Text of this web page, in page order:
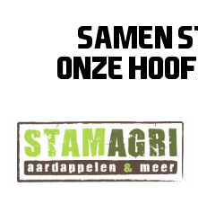
SAMEN
ONZE